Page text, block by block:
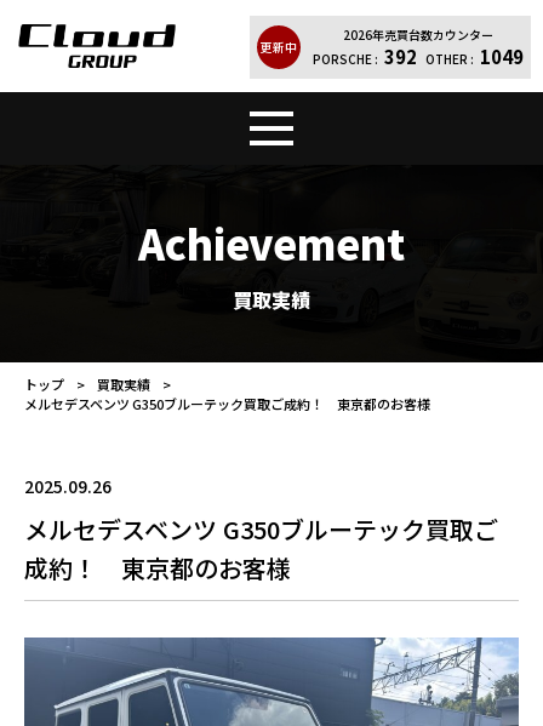
更新中
2026年売買台数カウンター
PORSCHE : 392 OTHER : 1049
店舗案内 会社紹介
Achievement
買取実績
トップ
買取実績
メルセデスベンツ G350ブルーテック買取ご成約！ 東京都のお客様
2025.09.26
メルセデスベンツ G350ブルーテック買取ご
成約！ 東京都のお客様